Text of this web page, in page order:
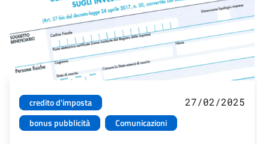
credito d'imposta
bonus pubblicità
Comunicazioni
27/02/2025